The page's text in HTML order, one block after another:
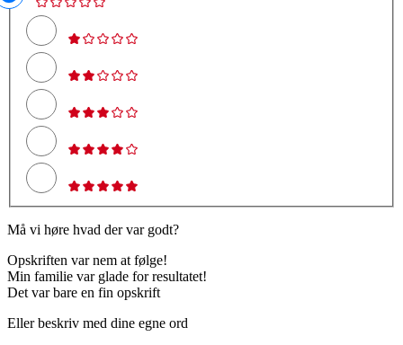
Må vi høre hvad der var godt?
Opskriften var nem at følge!
Min familie var glade for resultatet!
Det var bare en fin opskrift
Eller beskriv med dine egne ord